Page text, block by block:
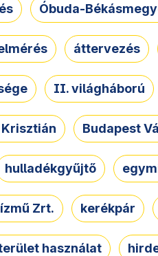
Óbuda-
áttervezés
II. világháború
Budapest
hulladékgyűjtő
Zrt. kerékpár
használat